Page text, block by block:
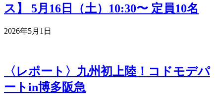
ス】 5月16日（土）10:30〜 定員10名
2026年5月1日
〈レポート〉九州初上陸！コドモデパ
ートin博多阪急